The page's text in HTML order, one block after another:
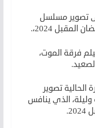
تصوير مسلسل
2024،.
فرقة الموت،
تصوير
الذي ينافس